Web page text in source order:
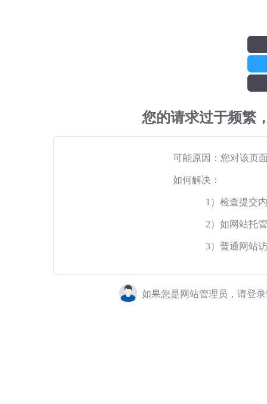
您的请求过于频繁
可能原因：您对该页
如何解决：
1）检查提交
2）如网站托
3）普通网站
如果您是网站管理员，请登